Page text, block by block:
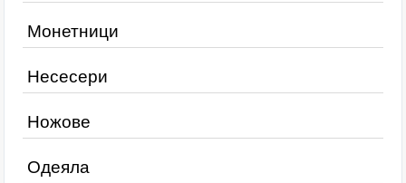
Монетници
Несесери
Ножове
Одеяла